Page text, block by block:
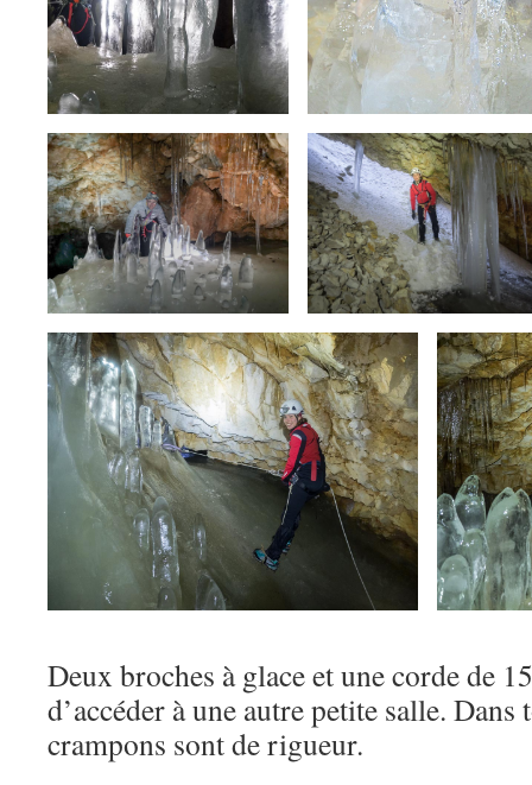
Deux broches à glace et une corde de
d’accéder à une autre petite salle. Dans
crampons sont de rigueur.